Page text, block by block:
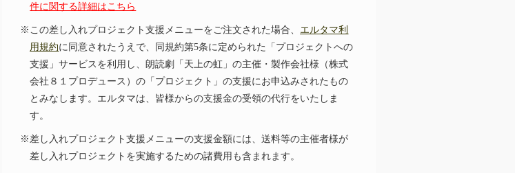
件に関する詳細はこちら
※この差し入れプロジェクト支援メニューをご注文された場合、 エルタマ利
用規約に同意されたうえで、同規約第5条に定められた「プロジェクトへの
支援」サービスを利用し、 朗読劇 「天上の虹」の主催・製作会社様（株式
会社８１プロデュース）の「プロジェクト」の支援にお申込みされたもの
とみなします。エルタマは、皆様からの支援金の受領の代行をいたしま
す。
※差し入れプロジェクト支援メニューの支援金額には、送料等の主催者様が
差し入れプロジェクトを実施するための諸費用も含まれます。